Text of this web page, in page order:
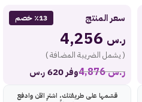
سعر المنتج ٪13 خصم
ر.س
( يشمل الضريبة المضافة )
ر.س4,876 وفر 620 ر.س
قسّمها على طريقتك، اشترِ الآن وادفع